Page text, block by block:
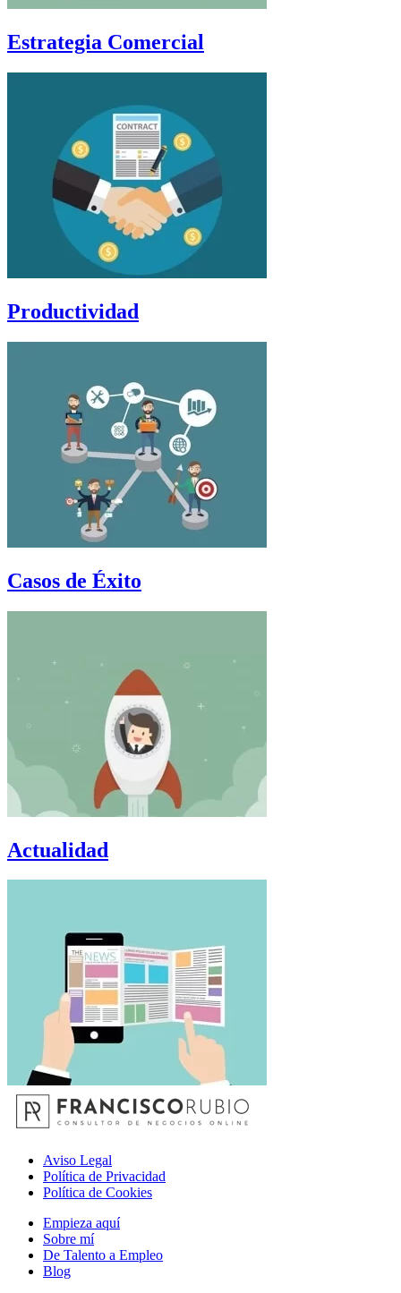
Estrategia Comercial
Productividad
Casos de Éxito
Actualidad
Aviso Legal
Política de Privacidad
Política de Cookies
Empieza aquí
Sobre mí
De Talento a Empleo
Blog